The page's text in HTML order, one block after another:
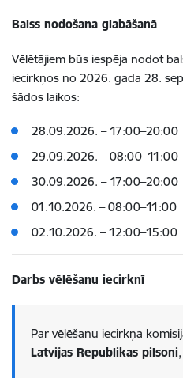
Balss nodošana glabāšanā
Vēlētājiem būs iespēja nodot
iecirkņos no 2026. gada 28.
šādos laikos:
28.09.2026. – 17:00–20:00
29.09.2026. – 08:00–11:00
30.09.2026. – 17:00–20:00
01.10.2026. – 08:00–11:00
02.10.2026. – 12:00–15:00
Darbs vēlēšanu iecirknī
Par vēlēšanu iecirkņa
Latvijas Republikas pilsoni